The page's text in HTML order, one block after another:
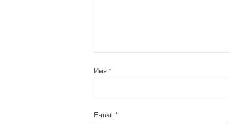
Имя *
E-mail *